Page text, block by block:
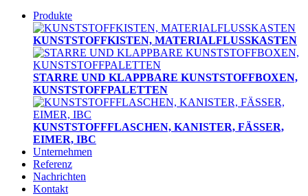
Produkte
KUNSTSTOFFKISTEN, MATERIALFLUSSKASTEN
STARRE UND KLAPPBARE KUNSTSTOFFBOXEN,
KUNSTSTOFFPALETTEN
KUNSTSTOFFFLASCHEN, KANISTER, FÄSSER,
EIMER, IBC
Unternehmen
Referenz
Nachrichten
Kontakt